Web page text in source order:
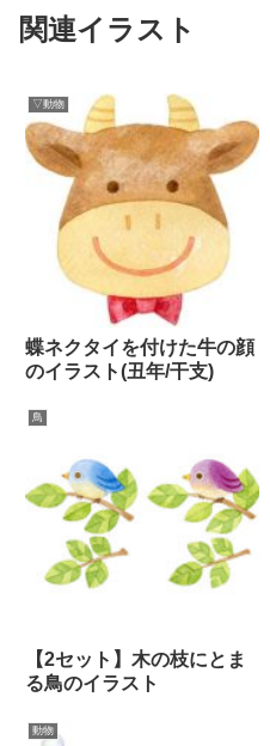
関連イラスト
▽動物
蝶ネクタイを付けた牛の顔
のイラスト(丑年/干支)
鳥
【2セット】木の枝にとま
る鳥のイラスト
動物